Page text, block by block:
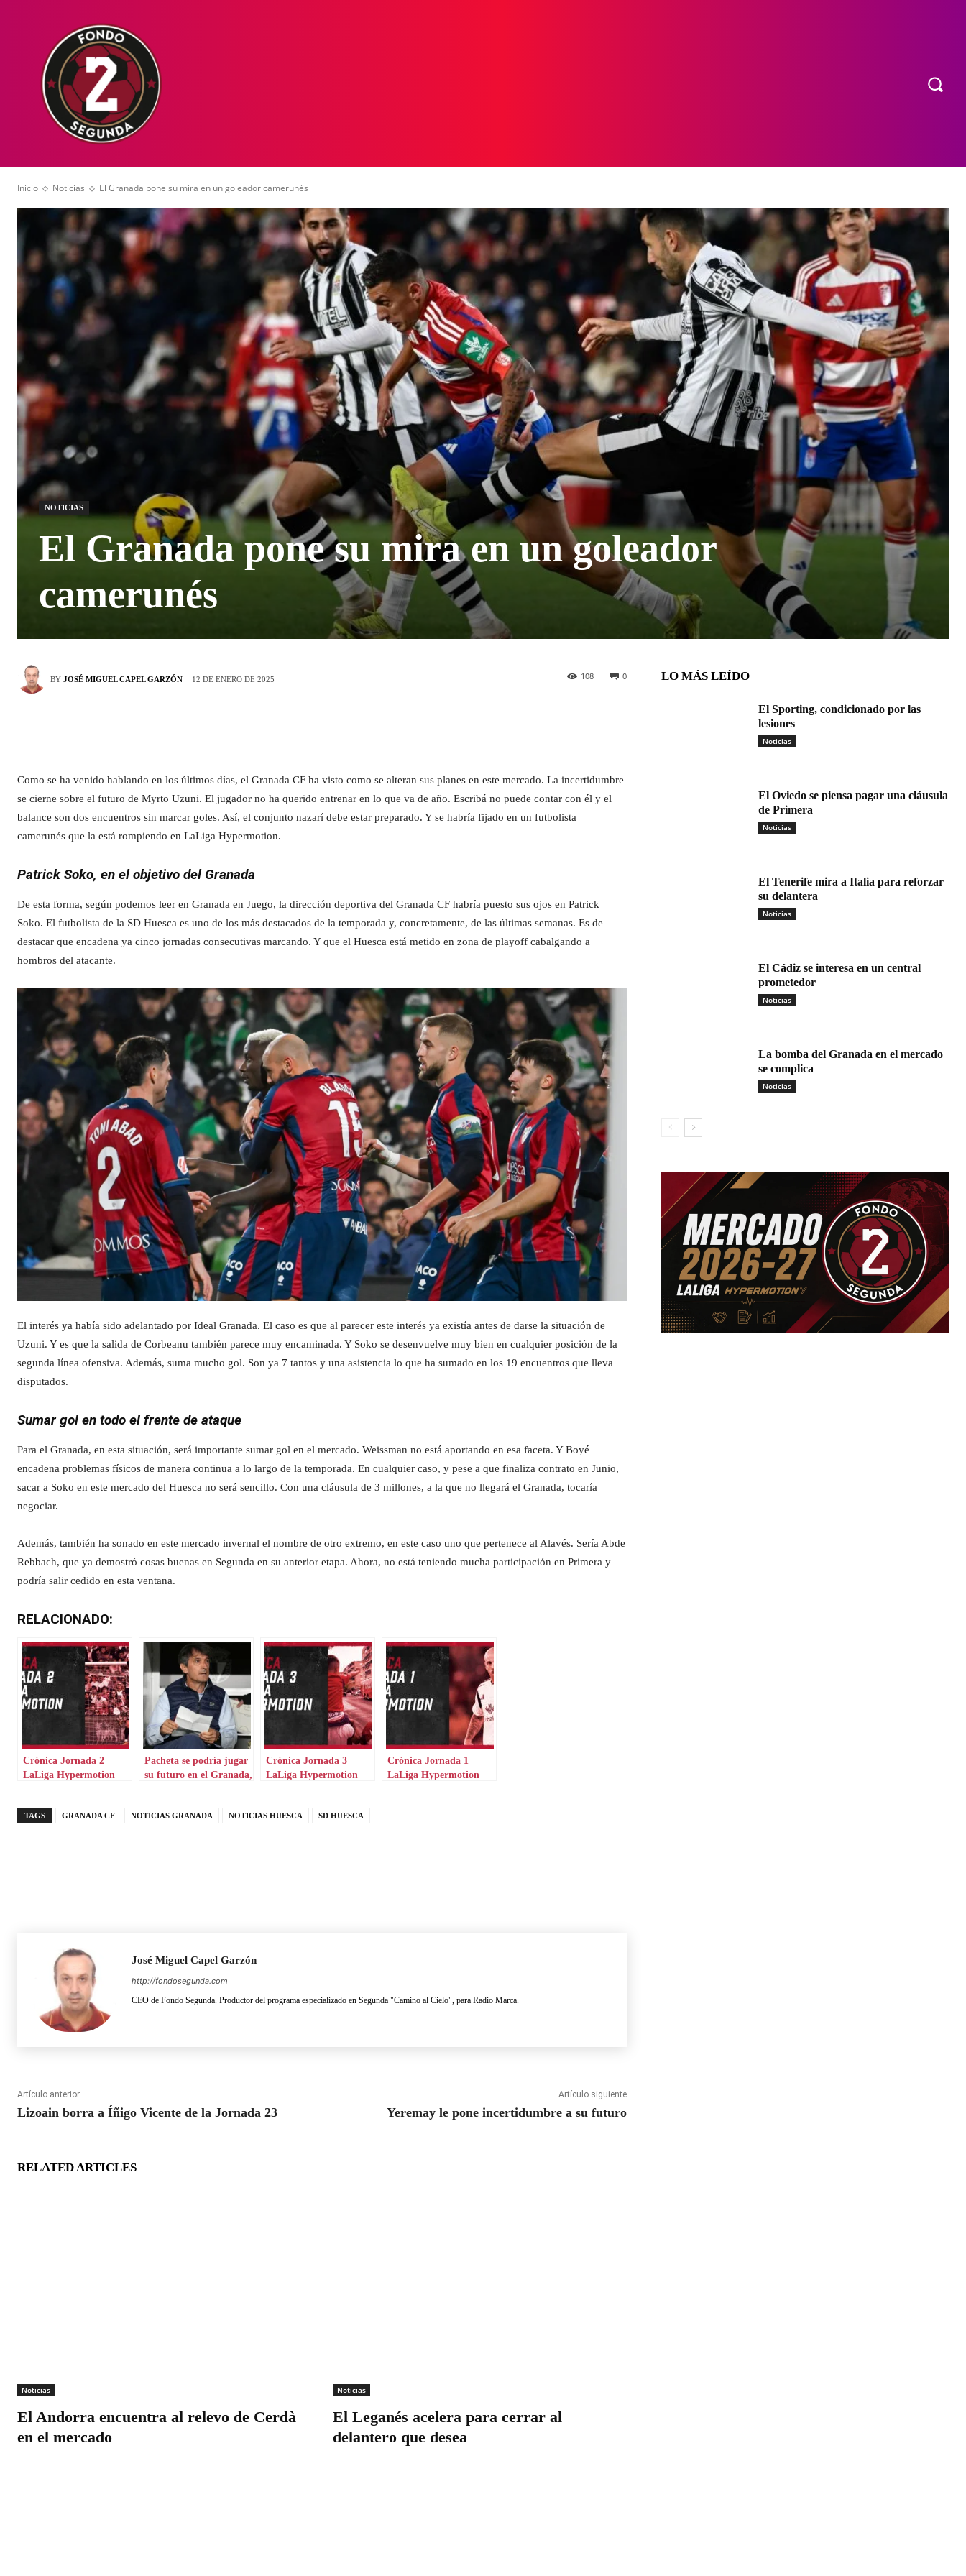
Inicio Noticias El Granada pone su mira en un goleador camerunés
NOTICIAS
El Granada pone su mira en un goleador
camerunés
BY JOSÉ MIGUEL CAPEL GARZÓN 12 DE ENERO DE 2025 0
108
Como se ha venido hablando en los últimos días, el Granada CF ha visto como se alteran sus planes en este mercado. La incertidumbre
se cierne sobre el futuro de Myrto Uzuni. El jugador no ha querido entrenar en lo que va de año. Escribá no puede contar con él y el
balance son dos encuentros sin marcar goles. Así, el conjunto nazarí debe estar preparado. Y se habría fijado en un futbolista
camerunés que la está rompiendo en LaLiga Hypermotion.
Patrick Soko, en el objetivo del Granada
De esta forma, según podemos leer en Granada en Juego, la dirección deportiva del Granada CF habría puesto sus ojos en Patrick
Soko. El futbolista de la SD Huesca es uno de los más destacados de la temporada y, concretamente, de las últimas semanas. Es de
destacar que encadena ya cinco jornadas consecutivas marcando. Y que el Huesca está metido en zona de playoff cabalgando a
hombros del atacante.
El interés ya había sido adelantado por Ideal Granada. El caso es que al parecer este interés ya existía antes de darse la situación de
Uzuni. Y es que la salida de Corbeanu también parece muy encaminada. Y Soko se desenvuelve muy bien en cualquier posición de la
segunda línea ofensiva. Además, suma mucho gol. Son ya 7 tantos y una asistencia lo que ha sumado en los 19 encuentros que lleva
disputados.
Sumar gol en todo el frente de ataque
Para el Granada, en esta situación, será importante sumar gol en el mercado. Weissman no está aportando en esa faceta. Y Boyé
encadena problemas físicos de manera continua a lo largo de la temporada. En cualquier caso, y pese a que finaliza contrato en Junio,
sacar a Soko en este mercado del Huesca no será sencillo. Con una cláusula de 3 millones, a la que no llegará el Granada, tocaría
negociar.
Además, también ha sonado en este mercado invernal el nombre de otro extremo, en este caso uno que pertenece al Alavés. Sería Abde
Rebbach, que ya demostró cosas buenas en Segunda en su anterior etapa. Ahora, no está teniendo mucha participación en Primera y
podría salir cedido en esta ventana.
RELACIONADO:
Crónica Jornada 2
LaLiga Hypermotion
Pacheta se podría jugar
su futuro en el Granada,
Crónica Jornada 3
LaLiga Hypermotion
Crónica Jornada 1
LaLiga Hypermotion
TAGS GRANADA CF NOTICIAS GRANADA NOTICIAS HUESCA SD HUESCA
José Miguel Capel Garzón
http://fondosegunda.com
CEO de Fondo Segunda. Productor del programa especializado en Segunda "Camino al Cielo", para Radio Marca.
Artículo anterior
Lizoain borra a Íñigo Vicente de la Jornada 23
Artículo siguiente
Yeremay le pone incertidumbre a su futuro
RELATED ARTICLES
Noticias
El Andorra encuentra al relevo de Cerdà
en el mercado
Noticias
El Leganés acelera para cerrar al
delantero que desea
LO MÁS LEÍDO
El Sporting, condicionado por las
lesiones
Noticias
El Oviedo se piensa pagar una cláusula
de Primera
Noticias
El Tenerife mira a Italia para reforzar
su delantera
Noticias
El Cádiz se interesa en un central
prometedor
Noticias
La bomba del Granada en el mercado
se complica
Noticias